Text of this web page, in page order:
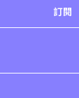
訂閱